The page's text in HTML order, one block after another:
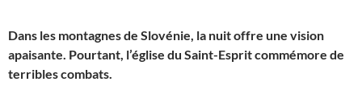
Dans les montagnes de Slovénie, la nuit offre une vision
apaisante. Pourtant, l’église du Saint-Esprit commémore de
terribles combats.